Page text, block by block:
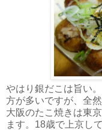
やはり銀だこは旨い
方が多いですが、全
大阪のたこ焼きは東
ます。18歳で上京し